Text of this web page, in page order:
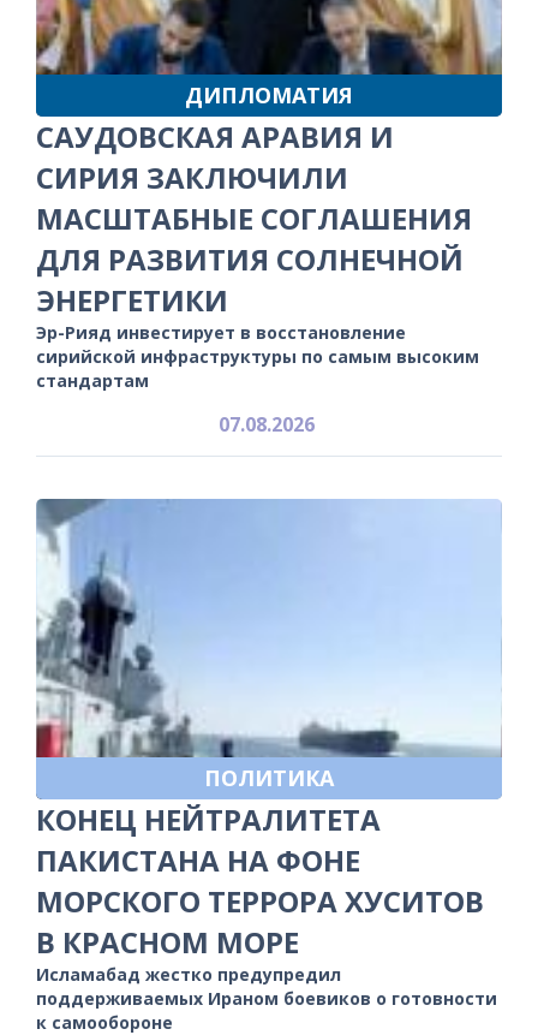
ДИПЛОМАТИЯ
САУДОВСКАЯ АРАВИЯ И
СИРИЯ ЗАКЛЮЧИЛИ
МАСШТАБНЫЕ СОГЛАШЕНИЯ
ДЛЯ РАЗВИТИЯ СОЛНЕЧНОЙ
ЭНЕРГЕТИКИ
Эр-Рияд инвестирует в восстановление
сирийской инфраструктуры по самым высоким
стандартам
07.08.2026
ПОЛИТИКА
КОНЕЦ НЕЙТРАЛИТЕТА
ПАКИСТАНА НА ФОНЕ
МОРСКОГО ТЕРРОРА ХУСИТОВ
В КРАСНОМ МОРЕ
Исламабад жестко предупредил
поддерживаемых Ираном боевиков о готовности
к самообороне